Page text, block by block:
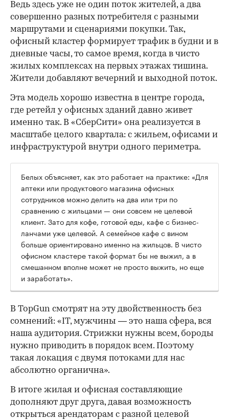
Ведь здесь уже не один поток жителей, а два
совершенно разных потребителя с разными
маршрутами и сценариями покупки. Так,
офисный кластер формирует трафик в будни и в
дневные часы, то самое время, когда в чисто
жилых комплексах на первых этажах тишина.
Жители добавляют вечерний и выходной поток.
Эта модель хорошо известна в центре города,
где ретейл у офисных зданий давно живет
именно так. В «СберСити» она реализуется в
масштабе целого квартала: с жильем, офисами и
инфраструктурой внутри одного периметра.
Белых объясняет, как это работает на практике: «Для
аптеки или продуктового магазина офисных
сотрудников можно делить на два или три по
сравнению с жильцами — они совсем не целевой
клиент. Зато для кофе, готовой еды, кафе с бизнес-
ланчами уже целевой. А семейное кафе с вином
больше ориентировано именно на жильцов. В чисто
офисном кластере такой формат бы не выжил, а в
смешанном вполне может не просто выжить, но еще
и заработать».
В TopGun смотрят на эту двойственность без
сомнений: «IT, мужчины — это наша сфера, вся
наша аудитория. Стрижки нужны всем, бороды
нужно приводить в порядок всем. Поэтому
такая локация с двумя потоками для нас
абсолютно органична».
В итоге жилая и офисная составляющие
дополняют друг друга, давая возможность
открыться арендаторам с разной целевой